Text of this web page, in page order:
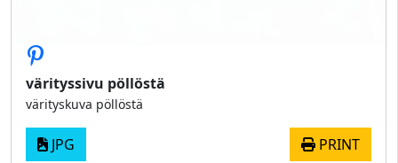
värityssivu pöllöstä
värityskuva pöllöstä
JPG PRINT